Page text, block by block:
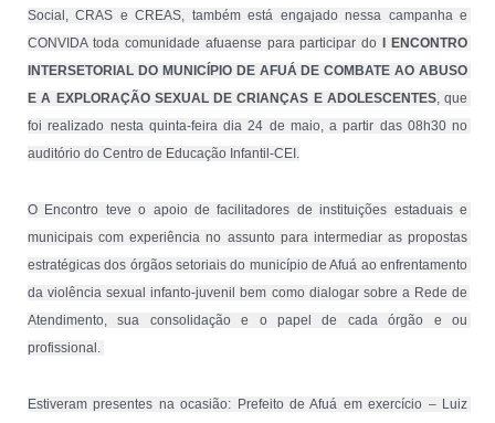
Social, CRAS e CREAS, também está engajado nessa campanha e
CONVIDA toda comunidade afuaense para participar do
I ENCONTRO
INTERSETORIAL DO MUNICÍPIO DE AFUÁ DE COMBATE AO ABUSO
E A EXPLORAÇÃO SEXUAL DE CRIANÇAS E ADOLESCENTES, que
foi realizado nesta quinta-feira dia 24 de maio, a partir das 08h30 no
auditório do Centro de Educação Infantil-CEI.
O Encontro teve o apoio de facilitadores de instituições estaduais e
municipais com experiência no assunto para intermediar as propostas
estratégicas dos órgãos setoriais do município de Afuá ao enfrentamento
da violência sexual infanto-juvenil bem como dialogar sobre a Rede de
Atendimento, sua consolidação e o papel de cada órgão e ou
profissional.
Estiveram presentes na ocasião: Prefeito de Afuá em exercício – Luiz